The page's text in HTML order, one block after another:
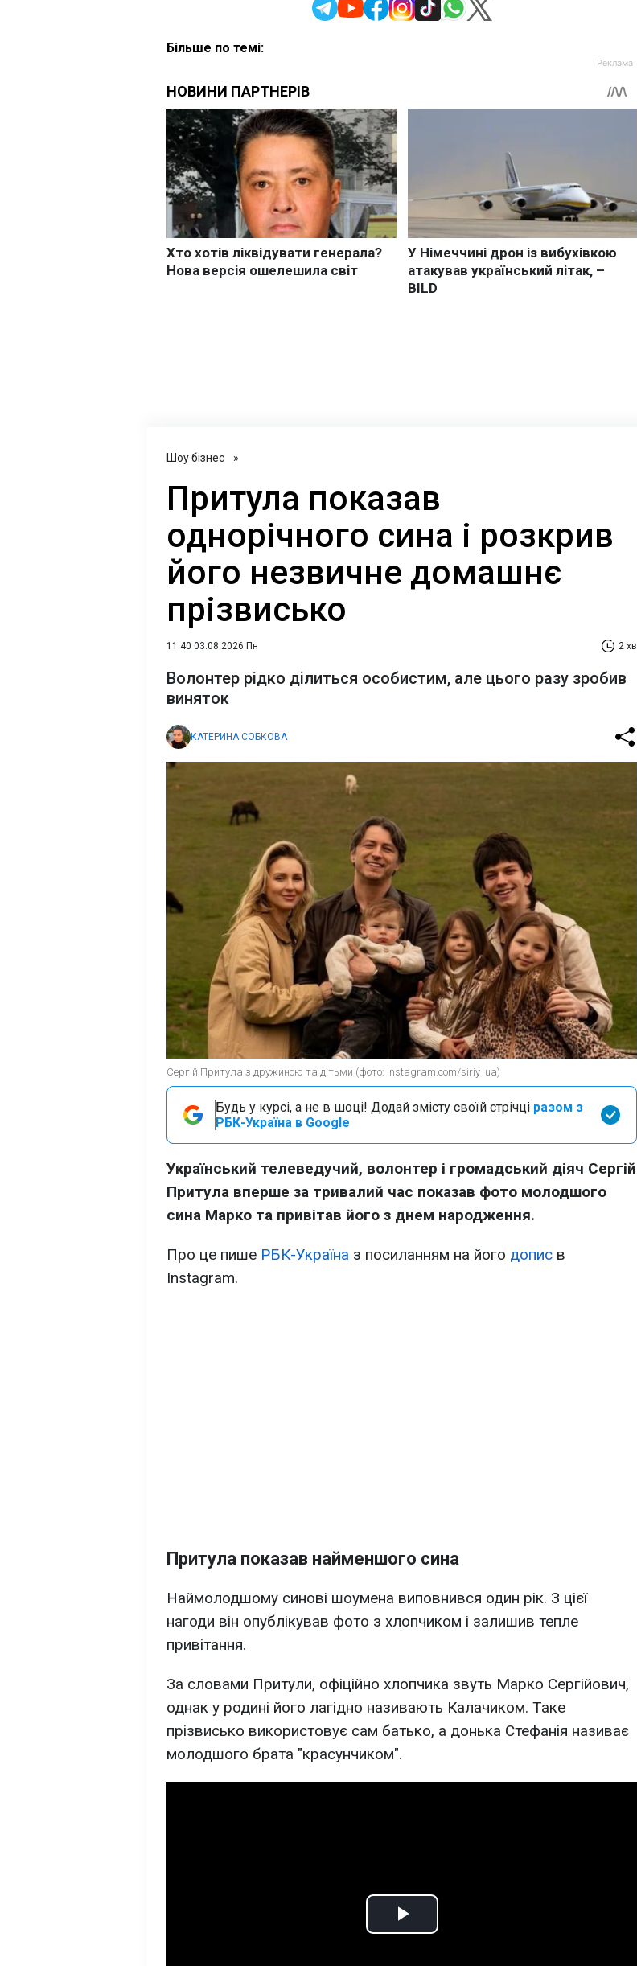
Більше по темі:
Шоу бізнес »
Притула показав
однорічного сина і розкрив
його незвичне домашнє
прізвисько
11:40 03.08.2026 Пн 2 хв
Волонтер рідко ділиться особистим, але цього разу зробив
виняток
КАТЕРИНА СОБКОВА
Сергій Притула з дружиною та дітьми (фото: instagram.com/siriy_ua)
Будь у курсі, а не в шоці! Додай змісту своїй стрічці разом з
РБК-Україна в Google
Український телеведучий, волонтер і громадський діяч Сергій
Притула вперше за тривалий час показав фото молодшого
сина Марко та привітав його з днем народження.
Про це пише РБК-Україна з посиланням на його допис в
Instagram.
Притула показав найменшого сина
Наймолодшому синові шоумена виповнився один рік. З цієї
нагоди він опублікував фото з хлопчиком і залишив тепле
привітання.
За словами Притули, офіційно хлопчика звуть Марко Сергійович,
однак у родині його лагідно називають Калачиком. Таке
прізвисько використовує сам батько, а донька Стефанія називає
молодшого брата "красунчиком".
Play